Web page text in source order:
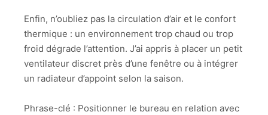
Enfin, n’oubliez pas la circulation d’air et le confort
thermique : un environnement trop chaud ou trop
froid dégrade l’attention. J’ai appris à placer un petit
ventilateur discret près d’une fenêtre ou à intégrer
un radiateur d’appoint selon la saison.
Phrase-clé : Positionner le bureau en relation avec